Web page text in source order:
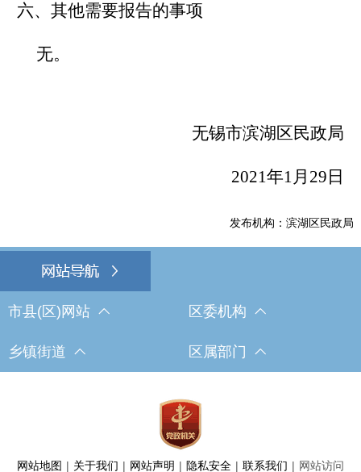
六、其他需要报告的事项
无。
无锡市滨湖区民政局
2021年1月 29 日
发布机构：滨湖区民政局
市县(区)网站 区委机构
乡镇街道 区属部门
网站地图 | 关于我们 | 网站声明 | 隐私安全 | 联系我们 | 网站访问